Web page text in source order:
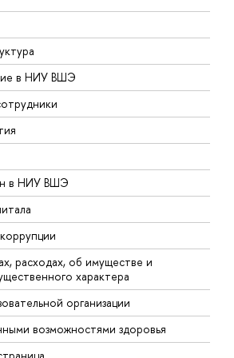
в НИУ ВШЭ
в НИУ ВШЭ
расходах, об имуществе и
характера
организации
возможностями здоровья